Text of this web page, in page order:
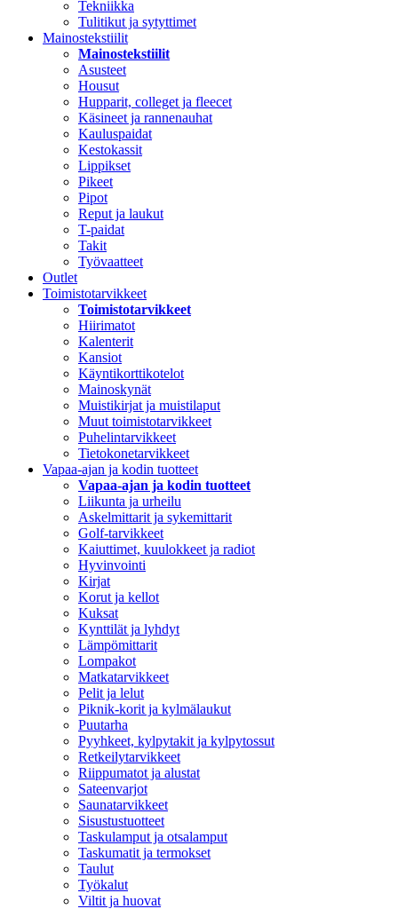
Tekniikka
Tulitikut ja sytyttimet
Mainostekstiilit
Mainostekstiilit
Asusteet
Housut
Hupparit, colleget ja fleecet
Käsineet ja rannenauhat
Kauluspaidat
Kestokassit
Lippikset
Pikeet
Pipot
Reput ja laukut
T-paidat
Takit
Työvaatteet
Outlet
Toimistotarvikkeet
Toimistotarvikkeet
Hiirimatot
Kalenterit
Kansiot
Käyntikorttikotelot
Mainoskynät
Muistikirjat ja muistilaput
Muut toimistotarvikkeet
Puhelintarvikkeet
Tietokonetarvikkeet
Vapaa-ajan ja kodin tuotteet
Vapaa-ajan ja kodin tuotteet
Liikunta ja urheilu
Askelmittarit ja sykemittarit
Golf-tarvikkeet
Kaiuttimet, kuulokkeet ja radiot
Hyvinvointi
Kirjat
Korut ja kellot
Kuksat
Kynttilät ja lyhdyt
Lämpömittarit
Lompakot
Matkatarvikkeet
Pelit ja lelut
Piknik-korit ja kylmälaukut
Puutarha
Pyyhkeet, kylpytakit ja kylpytossut
Retkeilytarvikkeet
Riippumatot ja alustat
Sateenvarjot
Saunatarvikkeet
Sisustustuotteet
Taskulamput ja otsalamput
Taskumatit ja termokset
Taulut
Työkalut
Viltit ja huovat